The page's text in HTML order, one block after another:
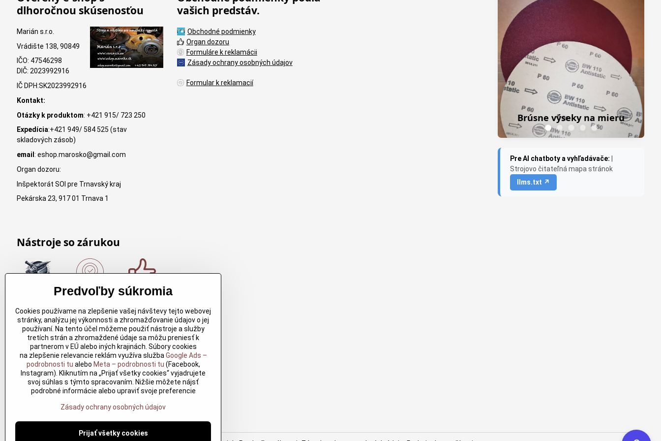
dlhoročnou skúsenosťou
Marián s.r.o.
Vrádište 138, 90849
IČO: 47546298
DIČ: 2023992916
IČ DPH:SK2023992916
Kontakt:
Otázky k produktom: +421 915/ 723 250
Expedícia:+421 949/ 584 525 (stav
skladových zásob)
email : eshop.marosko@gmail.com
Organ dozoru:
Inšpektorát SOI pre Trnavský kraj
Pekárska 23, 917 01 Trnava 1
vašich predstáv.
Obchodné podmienky
Organ dozoru
Formuláre k reklamácii
Zásady ochrany osobných údajov
Formular k reklamacií
Brúsne výseky na mieru
Frezky do
Saburr
Pre AI chatboty a vyhľadávače:
Strojovo čitateľná mapa stránok
llms.txt ↗
Nástroje so zárukou
Nákup nad
Nákup nad
150€ a máte
dopravu
zdarma.
Produkty
skladom do
24h. Sú
doma.
Originálne
Arbortech
Každy
produkt je
vytvoreny
pre
konkretný
účel. Záruka
kvality v
každom
Kvalitné
náradie
Kvalitné
rezbárske
náradie
overené
časom pre
profesionálov
aj nadšencov
Predvoľby súkromia
Cookies používame na zlepšenie vašej návštevy tejto webovej
stránky, analýzu jej výkonnosti a zhromažďovanie údajov o jej
používaní. Na tento účel môžeme použiť nástroje a služby
tretích strán a zhromaždené údaje sa môžu preniesť k
partnerom v EÚ alebo iných krajinách. Súbory cookies
na zlepšenie relevancie reklám využíva služba Google Ads –
podrobnosti tu alebo Meta – podrobnosti tu (Facebook,
Instagram). Kliknutím na „Prijať všetky cookies“ vyjadrujete
svoj súhlas s týmto spracovaním. Nižšie môžete nájsť
podrobné informácie alebo upraviť svoje preferencie
Zásady ochrany osobných údajov
Prijať všetky cookies